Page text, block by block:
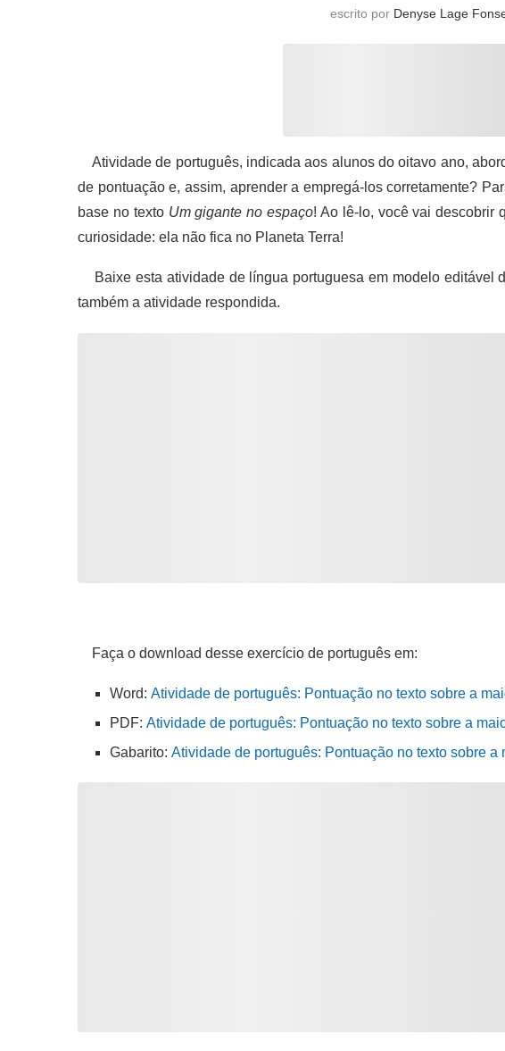
escrito por Denyse Lage
Atividade de português, indicada aos alunos do oitavo ano,
de pontuação e, assim, aprender a empregá-los corretamente?
base no texto Um gigante no espaço! Ao lê-lo, você vai descobrir
curiosidade: ela não fica no Planeta Terra!
Baixe esta atividade de língua portuguesa em modelo editável
também a atividade respondida.
Faça o download desse exercício de português em:
Word: Atividade de português: Pontuação no texto sobre a
PDF: Atividade de português: Pontuação no texto sobre a
Gabarito: Atividade de português: Pontuação no texto sobre a